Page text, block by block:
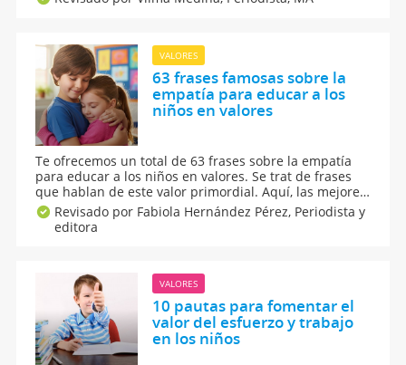
de toda la familia mejorará si educamos en el sentido
VALORES
63 frases famosas sobre la
empatía para educar a los
niños en valores
Te ofrecemos un total de 63 frases sobre la empatía
para educar a los niños en valores. Se trat de frases
que hablan de este valor primordial. Aquí, las mejores
frases célebres y citas de escritores, pensadores,
poetas y artistas sobre la empatía para fomentar este
Revisado por Fabiola Hernández Pérez, Periodista y
editora
VALORES
10 pautas para fomentar el
valor del esfuerzo y trabajo
en los niños